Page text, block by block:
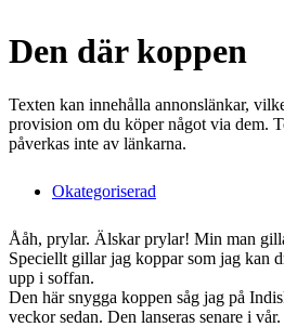
Den där koppen
Texten kan innehålla annonslänkar,
provision om du köper något via dem.
påverkas inte av länkarna.
Okategoriserad
Ååh, prylar. Älskar prylar! Min man
Speciellt gillar jag koppar som jag kan
upp i soffan.
Den här snygga koppen såg jag på
veckor sedan. Den lanseras senare i